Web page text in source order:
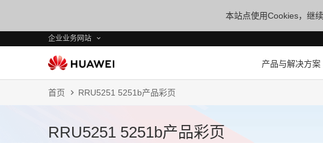
本站点使用Cookies，继
企业业务网站
产品与解决方案
首页 RRU5251 5251b产品彩页
RRU5251 5251b产品彩页